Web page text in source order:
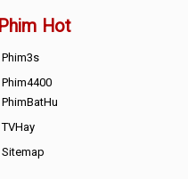
Phim Hot
Phim3s
Phim4400
PhimBatHu
TVHay
Sitemap